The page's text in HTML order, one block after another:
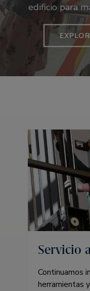
edificio para
Servicio
Continuamos
herramientas